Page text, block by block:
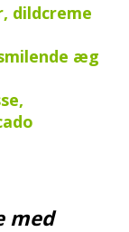
dildcreme
æg
med